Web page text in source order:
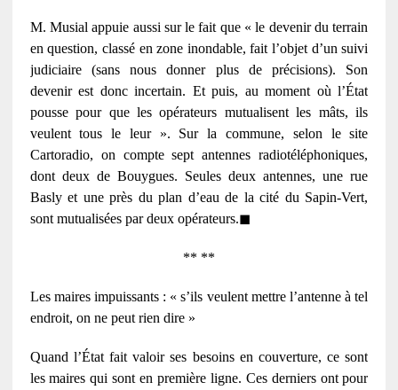
M. Musial appuie aussi sur le fait que « le devenir du terrain
en question, classé en zone inondable, fait l’objet d’un suivi
judiciaire (sans nous donner plus de précisions). Son
devenir est donc incertain. Et puis, au moment où l’État
pousse pour que les opérateurs mutualisent les mâts, ils
veulent tous le leur ». Sur la commune, selon le site
Cartoradio, on compte sept antennes radiotéléphoniques,
dont deux de Bouygues. Seules deux antennes, une rue
Basly et une près du plan d’eau de la cité du Sapin-Vert,
sont mutualisées par deux opérateurs.◼
** **
Les maires impuissants : « s’ils veulent mettre l’antenne à tel
endroit, on ne peut rien dire »
Quand l’État fait valoir ses besoins en couverture, ce sont
les maires qui sont en première ligne. Ces derniers ont pour